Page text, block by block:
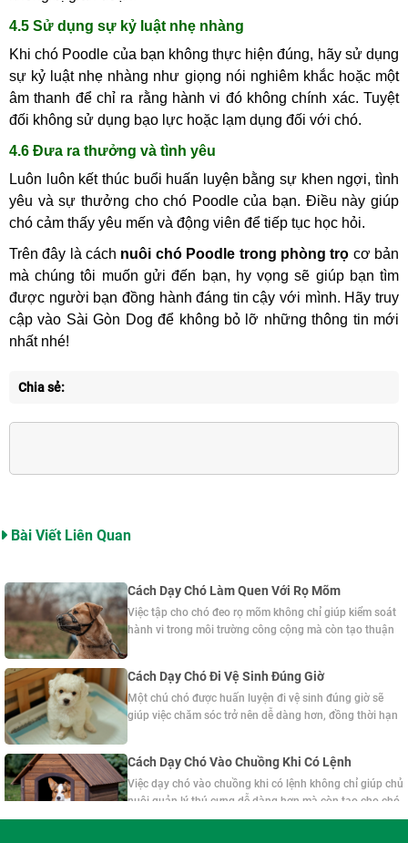
4.5 Sử dụng sự kỷ luật nhẹ nhàng
Khi chó Poodle của bạn không thực hiện đúng, hãy sử dụng
sự kỷ luật nhẹ nhàng như giọng nói nghiêm khắc hoặc một
âm thanh để chỉ ra rằng hành vi đó không chính xác. Tuyệt
đối không sử dụng bạo lực hoặc lạm dụng đối với chó.
4.6 Đưa ra thưởng và tình yêu
Luôn luôn kết thúc buổi huấn luyện bằng sự khen ngợi, tình
yêu và sự thưởng cho chó Poodle của bạn. Điều này giúp
chó cảm thấy yêu mến và động viên để tiếp tục học hỏi.
Trên đây là cách nuôi chó Poodle trong phòng trọ cơ bản
mà chúng tôi muốn gửi đến bạn, hy vọng sẽ giúp bạn tìm
được người bạn đồng hành đáng tin cậy với mình. Hãy truy
cập vào Sài Gòn Dog để không bỏ lỡ những thông tin mới
nhất nhé!
Chia sẻ:
Bài Viết Liên Quan
Cách Dạy Chó Làm Quen Với Rọ Mõm
Việc tập cho chó đeo rọ mõm không chỉ giúp kiểm soát
hành vi trong môi trường công cộng mà còn tạo thuận
mõm, giúp thú cưng thích nghi một cách tự nhiên, giảm
căng thẳng và hợp tác tốt hơn.
Cách Dạy Chó Đi Vệ Sinh Đúng Giờ
Một chú chó được huấn luyện đi vệ sinh đúng giờ sẽ
giúp việc chăm sóc trở nên dễ dàng hơn, đồng thời hạn
sinh đúng giờ hiệu quả, giúp thú cưng nhanh chóng
hình thành thói quen tốt.
Cách Dạy Chó Vào Chuồng Khi Có Lệnh
Việc dạy chó vào chuồng khi có lệnh không chỉ giúp chủ
nuôi quản lý thú cưng dễ dàng hơn mà còn tạo cho chó
thói quen sinh hoạt khoa học và cảm giác an toàn. Ở